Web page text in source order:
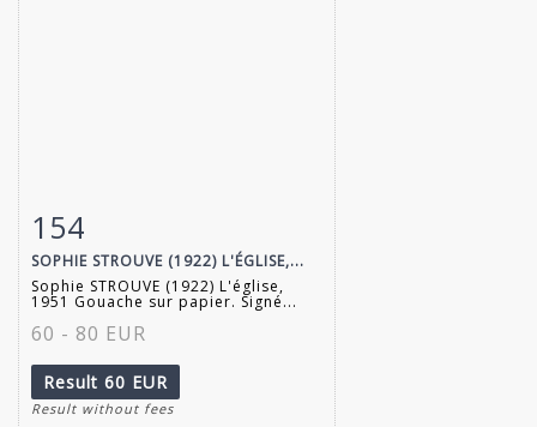
Item detail
154
SOPHIE STROUVE (1922) L'ÉGLISE,...
Sophie STROUVE (1922) L'église,
1951 Gouache sur papier. Signé...
60 - 80 EUR
Result 60 EUR
Result without fees